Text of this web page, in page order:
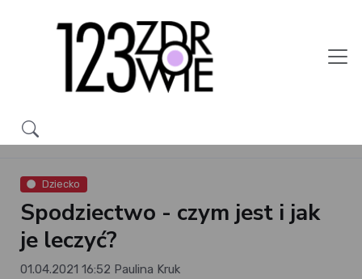
Dziecko
Spodziectwo - czym jest i jak
je leczyć?
01.04.2021 16:52 Paulina Kruk